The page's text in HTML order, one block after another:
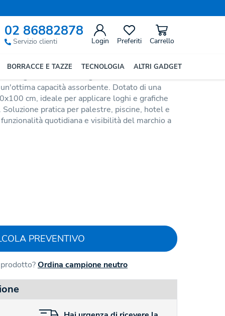
02 86882878
Servizio clienti Login Preferiti Carrello
BORRACCE E TAZZE TECNOLOGIA ALTRI GADGET
e Banda Opaca
capacità assorbente. Dotato di una
cm, ideale per applicare loghi e grafiche
pratica per palestre, piscine, hotel e
quotidiana e visibilità del marchio a
PREVENTIVO
Ordina campione neutro